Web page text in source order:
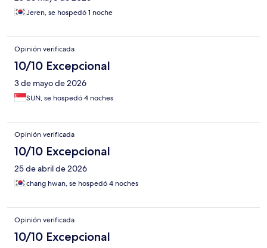
Jeren, se hospedó 1 noche
Opinión verificada
10/10 Excepcional
3 de mayo de 2026
SUN, se hospedó 4 noches
Opinión verificada
10/10 Excepcional
25 de abril de 2026
chang hwan, se hospedó 4 noches
Opinión verificada
10/10 Excepcional